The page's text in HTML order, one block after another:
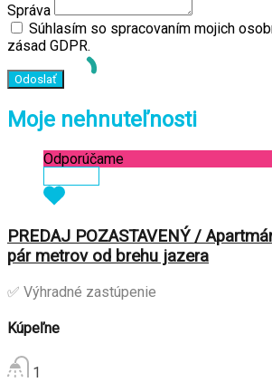
Správa
Súhlasím so spracovaním mojich
zásad GDPR.
Moje nehnuteľnosti
Odporúčame
PREDAJ POZASTAVENÝ /
pár metrov od brehu jazera
✅ Výhradné zastúpenie
Kúpeľne
1